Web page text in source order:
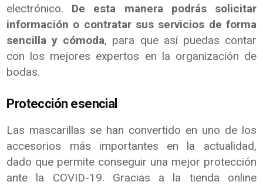
electrónico. De esta manera podrás solicitar
información o contratar sus servicios de forma
sencilla y cómoda, para que así puedas contar
con los mejores expertos en la organización de
bodas.
Protección esencial
Las mascarillas se han convertido en uno de los
accesorios más importantes en la actualidad,
dado que permite conseguir una mejor protección
ante la COVID-19. Gracias a la tienda online